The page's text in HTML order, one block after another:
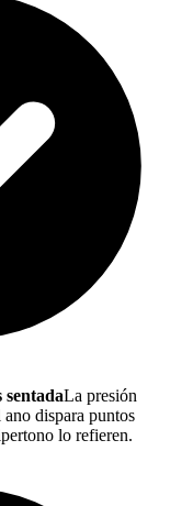
La presión
dispara puntos
lo refieren.